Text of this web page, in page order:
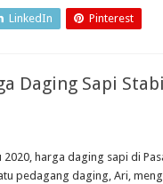
LinkedIn Pinterest
Daging Sapi
2020, harga daging sapi di
pedagang daging, Ari,